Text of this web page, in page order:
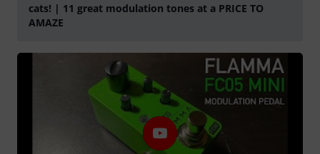
cats! | 11 great modulation tones at a PRICE TO
AMAZE